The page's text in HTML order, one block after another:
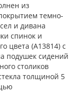
из
темно-
и дивана
спинок и
цвета (А13814) с
подушек сидений
столиков
толщиной 5